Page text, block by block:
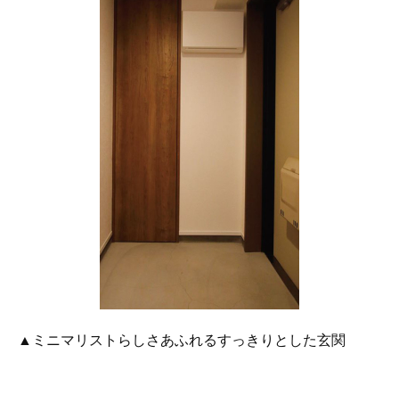
▲ミニマリストらしさあふれるすっきりとした玄関